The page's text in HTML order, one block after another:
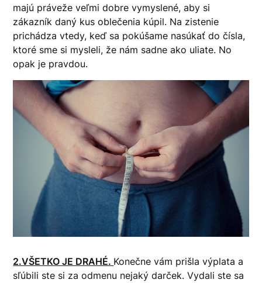
majú práveže veľmi dobre vymyslené, aby si
zákazník daný kus oblečenia kúpil. Na zistenie
prichádza vtedy, keď sa pokúšame nasúkať do čísla,
ktoré sme si mysleli, že nám sadne ako uliate. No
opak je pravdou.
2.VŠETKO JE DRAHÉ. Konečne vám prišla výplata a
sľúbili ste si za odmenu nejaký darček. Vydali ste sa